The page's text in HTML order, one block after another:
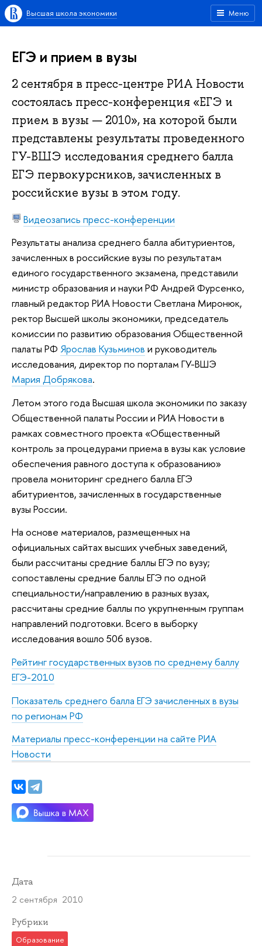
Меню
Высшая школа экономики
ЕГЭ и прием в вузы
2 сентября в пресс-центре РИА Новости
состоялась пресс-конференция «ЕГЭ и
прием в вузы — 2010», на которой были
представлены результаты проведенного
ГУ-ВШЭ исследования среднего балла
ЕГЭ первокурсников, зачисленных в
российские вузы в этом году.
Видеозапись пресс-конференции
Результаты анализа среднего балла абитуриентов,
зачисленных в российские вузы по результатам
единого государственного экзамена, представили
министр образования и науки РФ Андрей Фурсенко,
главный редактор РИА Новости Светлана Миронюк,
ректор Высшей школы экономики, председатель
комиссии по развитию образования Общественной
палаты РФ Ярослав Кузьминов и руководитель
исследования, директор по порталам ГУ-ВШЭ
Мария Добрякова.
Летом этого года Высшая школа экономики по заказу
Общественной палаты России и РИА Новости в
рамках совместного проекта «Общественный
контроль за процедурами приема в вузы как условие
обеспечения равного доступа к образованию»
провела мониторинг среднего балла ЕГЭ
абитуриентов, зачисленных в государственные
вузы России.
На основе материалов, размещенных на
официальных сайтах высших учебных заведений,
были рассчитаны средние баллы ЕГЭ по вузу;
сопоставлены средние баллы ЕГЭ по одной
специальности/направлению в разных вузах,
рассчитаны средние баллы по укрупненным группам
направлений подготовки. Всего в выборку
исследования вошло 506 вузов.
Рейтинг государственных вузов по среднему баллу
ЕГЭ-2010
Показатель среднего балла ЕГЭ зачисленных в вузы
по регионам РФ
Материалы пресс-конференции на сайте РИА
Новости
Дата
2 сентября 2010
Рубрики
Образование